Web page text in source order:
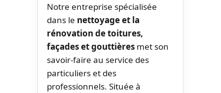
Notre entreprise spécialisée
dans le nettoyage et la
rénovation de toitures,
façades et gouttières met son
savoir-faire au service des
particuliers et des
professionnels. Située à